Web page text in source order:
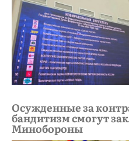
Осужденные за
бандитизм смогут
Минобороны